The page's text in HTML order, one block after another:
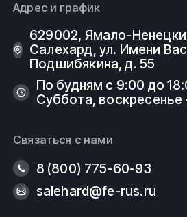
Адрес и график
629002, Ямало-
Салехард, ул. Имени
Подшибякина, д. 55
По будням с 9:00 до
Суббота,
Связаться с нами
8 (800) 775-60-93
salehard@fe-rus.ru